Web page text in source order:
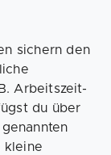
sichern den
Arbeitszeit-
du über
kleine